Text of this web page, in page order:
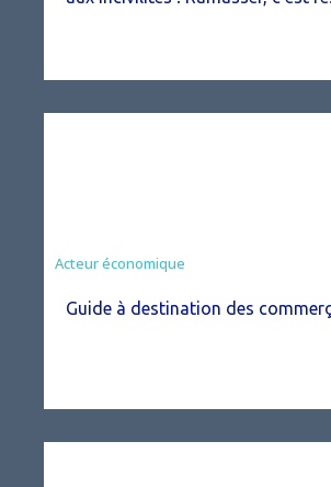
Acteur économique
Guide à destination des